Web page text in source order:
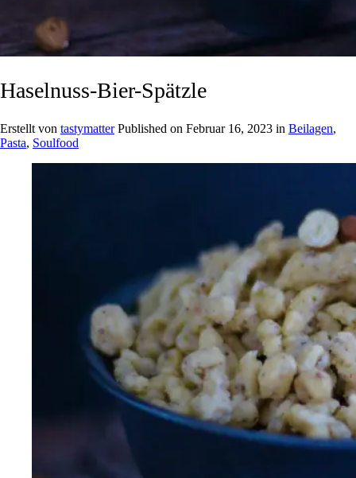
Haselnuss-Bier-Spätzle
Erstellt von tastymatter Published on Februar 16, 2023 in Beilagen,
Pasta, Soulfood